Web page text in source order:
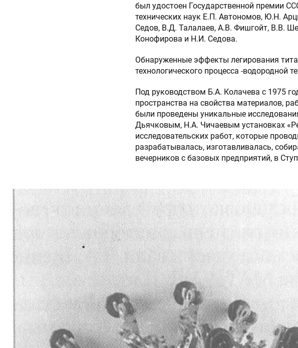
был удостоен Государственной премии
технических наук Е.П. Автономов, Ю.Н.
Седов, В.Д. Талалаев, А.В. Фишгойт, В.В.
Конофирова и Н.И. Седова.
Обнаруженные эффекты легирования
технологического процесса -водородной
Под руководством Б.А. Колачева с 1975
пространства на свойства материалов,
были проведены уникальные
Дьячковым, Н.А. Чичаевым установках
исследовательских работ, которые
разрабатывалась, изготавливалась,
вечерников с базовых предприятий, в